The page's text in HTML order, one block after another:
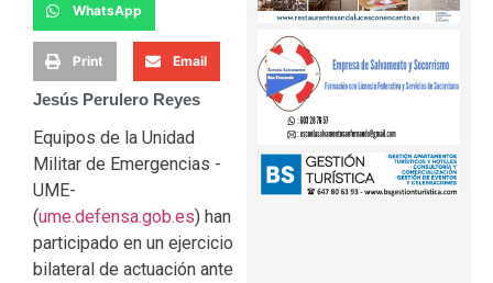
WhatsApp
Print Email
Jesús Perulero Reyes
Equipos de la Unidad
Militar de Emergencias -
UME-
(ume.defensa.gob.es) han
participado en un ejercicio
bilateral de actuación ante